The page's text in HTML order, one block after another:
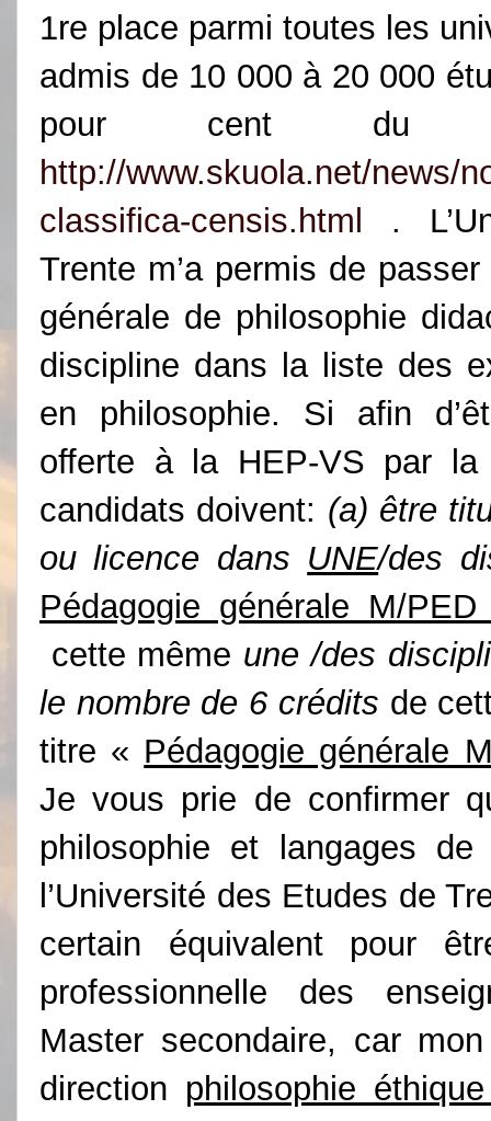
1re place parmi toutes les
admis de 10 000 à 20 000
pour cent du
http://www.skuola.net/news/
classifica-censis.html
.
Trente m’a permis de
générale de philosophie
discipline dans la liste des
en philosophie. Si afin
offerte à la HEP-VS par la
candidats doivent: (a) être
ou licence dans UNE/des
Pédagogie générale M/
cette même une /des
le nombre de 6 crédits de
titre « Pédagogie générale
Je vous prie de confirmer
philosophie et langages
l’Université des Etudes de
certain équivalent pour
professionnelle des
Master secondaire, car
direction philosophie